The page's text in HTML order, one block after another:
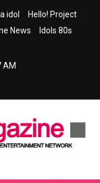
idol
Hello! Project
News
Idols 80s
AM